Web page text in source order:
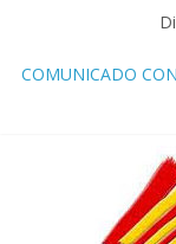
COMUNICADO
Comunicado
‘Esquadra del
Programa de
STAC/ATC
OPERATIVA DE